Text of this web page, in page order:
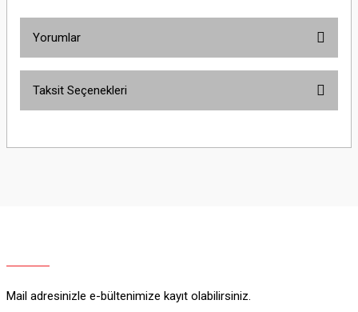
Yorumlar
Yorum Yaz
Taksit Seçenekleri
Mail adresinizle e-bültenimize kayıt olabilirsiniz.